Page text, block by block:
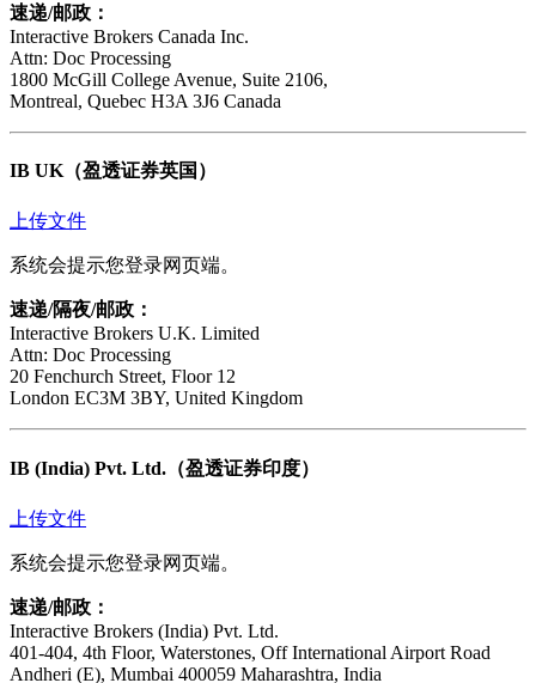
速递/邮政：
Interactive Brokers Canada Inc.
Attn: Doc Processing
1800 McGill College Avenue, Suite 2106,
Montreal, Quebec H3A 3J6 Canada
IB UK（盈透证券英国）
上传文件
系统会提示您登录网页端。
速递/隔夜/邮政：
Interactive Brokers U.K. Limited
Attn: Doc Processing
20 Fenchurch Street, Floor 12
London EC3M 3BY, United Kingdom
IB (India) Pvt. Ltd.（盈透证券印度）
上传文件
系统会提示您登录网页端。
速递/邮政：
Interactive Brokers (India) Pvt. Ltd.
401-404, 4th Floor, Waterstones, Off International Airport Road
Andheri (E), Mumbai 400059 Maharashtra, India